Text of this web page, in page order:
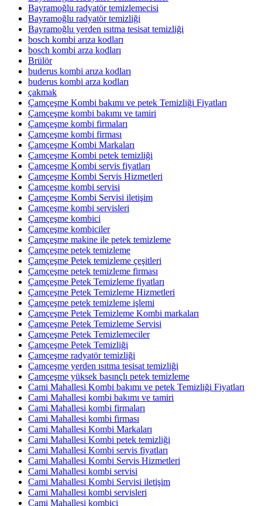
Bayramoğlu radyatör temizlemecisi
Bayramoğlu radyatör temizliği
Bayramoğlu yerden ısıtma tesisat temizliği
bosch kombi arıza kodları
bosch kombi arza kodları
Brülör
buderus kombi arıza kodları
buderus kombi arza kodları
çakmak
Çamçeşme Kombi bakımı ve petek Temizliği Fiyatları
Çamçeşme kombi bakımı ve tamiri
Çamçeşme kombi firmaları
Çamçeşme kombi firması
Çamçeşme Kombi Markaları
Çamçeşme Kombi petek temizliği
Çamçeşme Kombi servis fiyatları
Çamçeşme Kombi Servis Hizmetleri
Çamçeşme kombi servisi
Çamçeşme Kombi Servisi iletişim
Çamçeşme kombi servisleri
Çamçeşme kombici
Çamçeşme kombiciler
Çamçeşme makine ile petek temizleme
Çamçeşme petek temizleme
Çamçeşme Petek temizleme çeşitleri
Çamçeşme petek temizleme firması
Çamçeşme Petek Temizleme fiyatları
Çamçeşme Petek Temizleme Hizmetleri
Çamçeşme petek temizleme işlemi
Çamçeşme Petek Temizleme Kombi markaları
Çamçeşme Petek Temizleme Servisi
Çamçeşme Petek Temizlemeciler
Çamçeşme Petek Temizliği
Çamçeşme radyatör temizliği
Çamçeşme yerden ısıtma tesisat temizliği
Çamçeşme yüksek basınçlı petek temizleme
Cami Mahallesi Kombi bakımı ve petek Temizliği Fiyatları
Cami Mahallesi kombi bakımı ve tamiri
Cami Mahallesi kombi firmaları
Cami Mahallesi kombi firması
Cami Mahallesi Kombi Markaları
Cami Mahallesi Kombi petek temizliği
Cami Mahallesi Kombi servis fiyatları
Cami Mahallesi Kombi Servis Hizmetleri
Cami Mahallesi kombi servisi
Cami Mahallesi Kombi Servisi iletişim
Cami Mahallesi kombi servisleri
Cami Mahallesi kombici